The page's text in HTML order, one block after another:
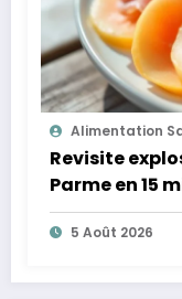
Alimentation
Revisite
Parme en 15
5 Août 2026